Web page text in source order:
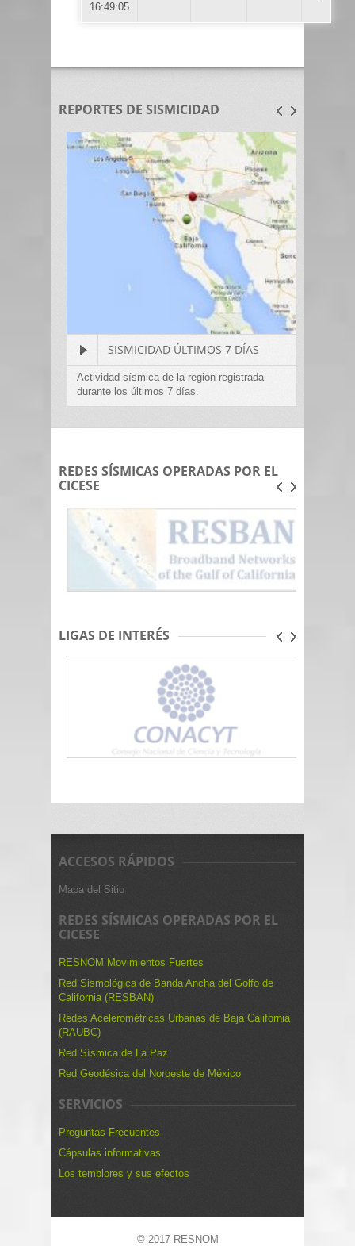
16:49:05
REPORTES DE SISMICIDAD
SISMICIDAD ÚLTIMOS 7 DÍAS
Actividad sísmica de la región registrada
durante los últimos 7 días.
REDES SÍSMICAS OPERADAS POR EL
CICESE
LIGAS DE INTERÉS
ACCESOS RÁPIDOS
Mapa del Sitio
REDES SÍSMICAS OPERADAS POR EL
CICESE
RESNOM Movimientos Fuertes
Red Sismológica de Banda Ancha del Golfo de
California (RESBAN)
Redes Acelerométricas Urbanas de Baja California
(RAUBC)
Red Sísmica de La Paz
Red Geodésica del Noroeste de México
SERVICIOS
Preguntas Frecuentes
Cápsulas informativas
Los temblores y sus efectos
© 2017 RESNOM